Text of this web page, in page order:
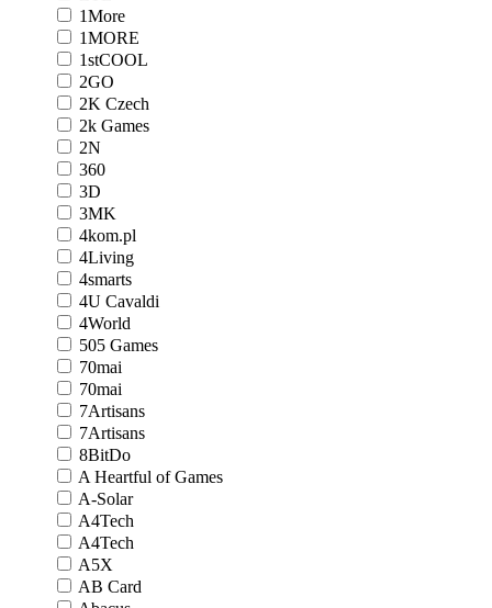
1More
1MORE
1stCOOL
2GO
2K Czech
2k Games
2N
360
3D
3MK
4kom.pl
4Living
4smarts
4U Cavaldi
4World
505 Games
70mai
70mai
7Artisans
7Artisans
8BitDo
A Heartful of Games
A-Solar
A4Tech
A4Tech
A5X
AB Card